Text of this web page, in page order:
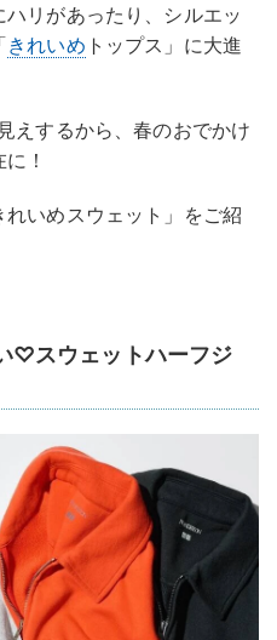
リがあったり、シルエッ
きれいめ トップス」に大進
えするから、春のおでかけ
！
いめスウェット」をご紹
♡スウェットハーフジ